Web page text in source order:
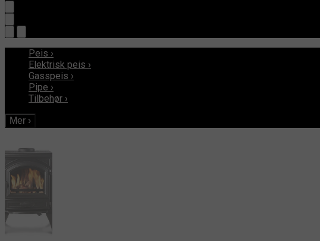
Peis ›
Elektrisk peis ›
Gasspeis ›
Pipe ›
Tilbehør ›
Mer ›